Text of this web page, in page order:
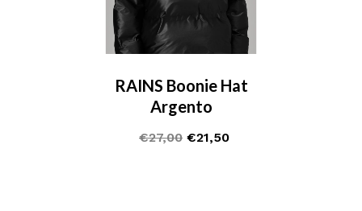
RAINS Boonie Hat
Argento
€27,00 €21,50